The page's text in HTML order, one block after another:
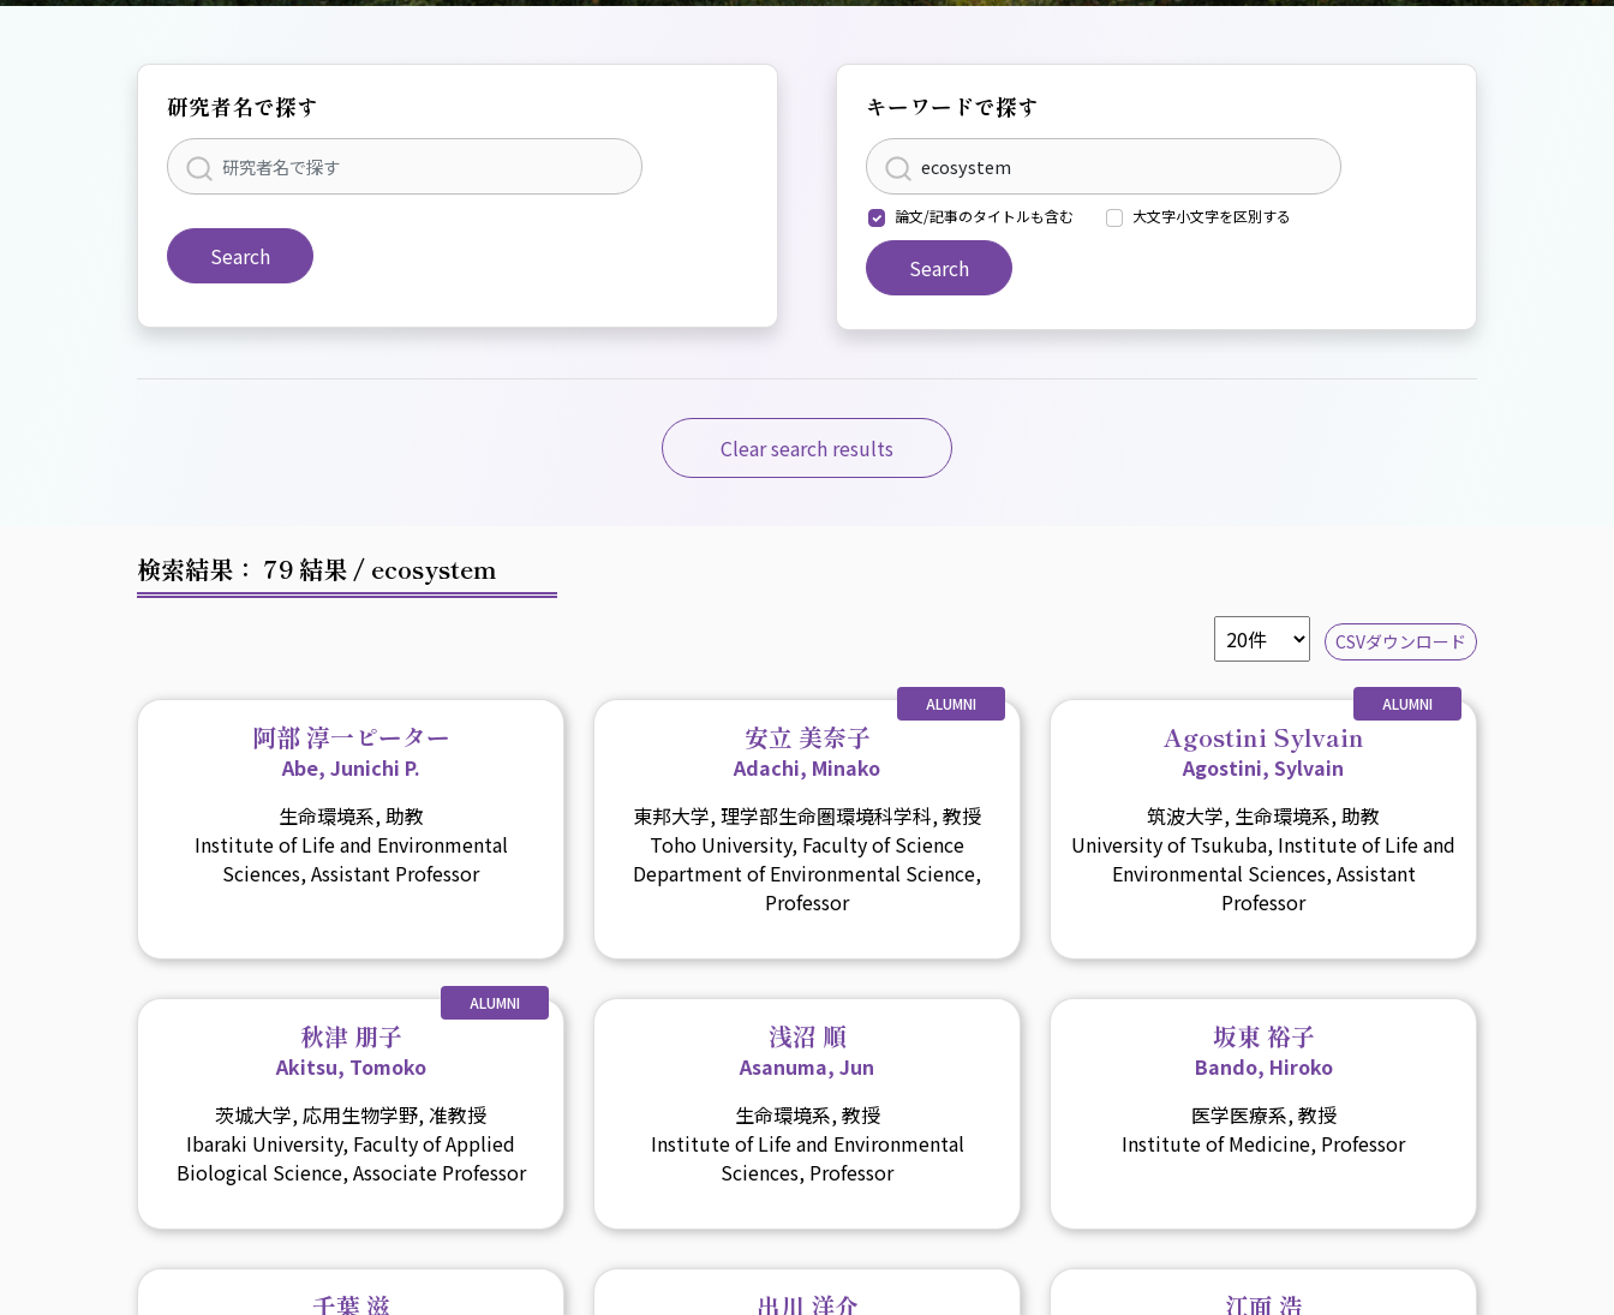
研究者名で探す
Search
キーワードで探す
論文/記事のタイトルも含む 大文字小文字を区別する
Search
Clear search results
検索結果： 79 結果 / ecosystem
CSVダウンロード
阿部 淳一ピーター
Abe, Junichi P.
生命環境系, 助教
Institute of Life and Environmental
Sciences, Assistant Professor
ALUMNI
安立 美奈子
Adachi, Minako
東邦大学, 理学部生命圏環境科学科, 教授
Toho University, Faculty of Science
Department of Environmental Science,
Professor
ALUMNI
Agostini Sylvain
Agostini, Sylvain
筑波大学, 生命環境系, 助教
University of Tsukuba, Institute of Life and
Environmental Sciences, Assistant
Professor
ALUMNI
秋津 朋子
Akitsu, Tomoko
茨城大学, 応用生物学野, 准教授
Ibaraki University, Faculty of Applied
Biological Science, Associate Professor
浅沼 順
Asanuma, Jun
生命環境系, 教授
Institute of Life and Environmental
Sciences, Professor
坂東 裕子
Bando, Hiroko
医学医療系, 教授
Institute of Medicine, Professor
千葉 滋 出川 洋介 江面 浩